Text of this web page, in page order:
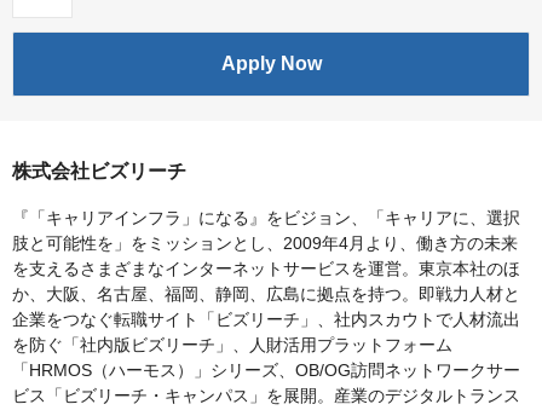
Apply Now
株式会社ビズリーチ
『「キャリアインフラ」になる』をビジョン、「キャリアに、選択
肢と可能性を」をミッションとし、2009年4月より、働き方の未来
を支えるさまざまなインターネットサービスを運営。東京本社のほ
か、大阪、名古屋、福岡、静岡、広島に拠点を持つ。即戦力人材と
企業をつなぐ転職サイト「ビズリーチ」、社内スカウトで人材流出
を防ぐ「社内版ビズリーチ」、人財活用プラットフォーム
「HRMOS（ハーモス）」シリーズ、OB/OG訪問ネットワークサー
ビス「ビズリーチ・キャンパス」を展開。産業のデジタルトランス